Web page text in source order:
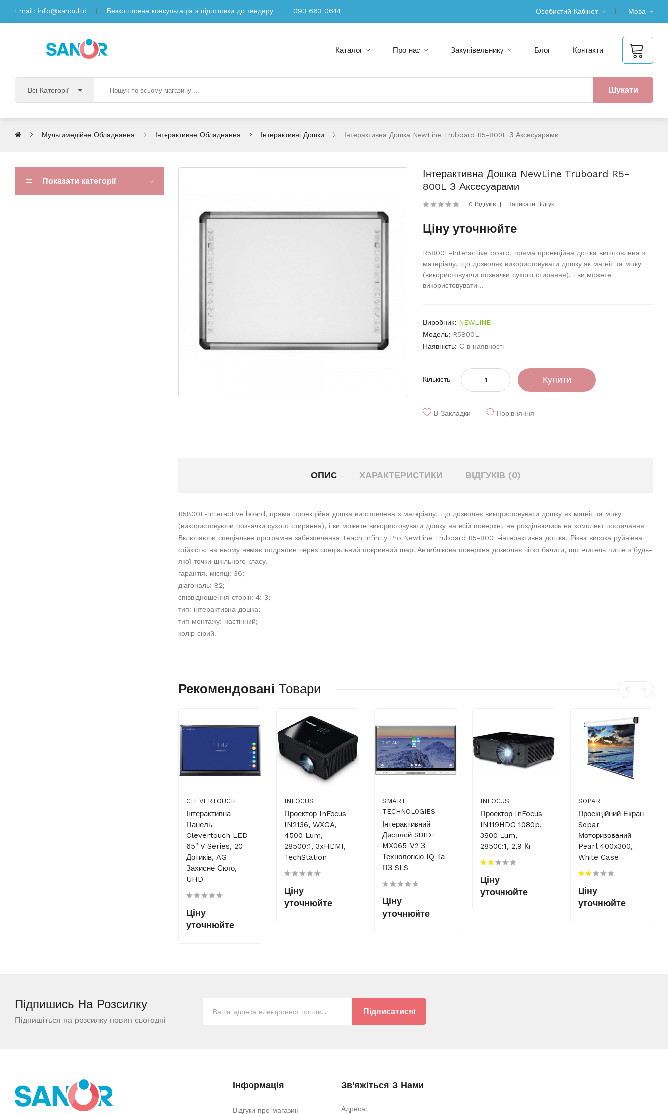
Email: info@sanor.ltd Безкоштовна консультація з підготовки до тендеру 093 663 0644 Особистий Кабінет Мова
Каталог Про нас Закупівельнику Блог Контакти
Всі Категорії Шукати
Мультимедійне Обладнання Інтерактивне Обладнання Інтерактивні Дошки Інтерактивна Дошка NewLine Truboard R5-800L З Аксесуарами
Показати категорії
Інтерактивна Дошка NewLine Truboard R5-
800L З Аксесуарами
0 Відгуків Написати Відгук
Ціну уточнюйте
R5800L-Interactive board, пряма проекційна дошка виготовлена ​​з
матеріалу, що дозволяє використовувати дошку як магніт та мітку
(використовуючи позначки сухого стирання), і ви можете
використовувати ..
Виробник: NEWLINE
Модель: R5800L
Наявність:Є в наявності
Кількість Купити
В Закладки Порівняння
ОПИС ХАРАКТЕРИСТИКИ ВІДГУКІВ (0)
R5800L-Interactive board, пряма проекційна дошка виготовлена ​​з матеріалу, що дозволяє використовувати дошку як магніт та мітку
(використовуючи позначки сухого стирання), і ви можете використовувати дошку на всій поверхні, не розділяючись на комплект постачання
Включаючи спеціальне програмне забезпечення Teach Infinity Pro NewLine Truboard R5-800L-інтерактивна дошка. Різна висока руйнівна
стійкість: на ньому немає подряпин через спеціальний покривний шар. Антиблікова поверхня дозволяє чітко бачити, що вчитель пише з будь-
якої точки шкільного класу.
гарантія, місяці: 36;
діагональ: 82;
співвідношення сторін: 4: 3;
тип: інтерактивна дошка;
тип монтажу: настінний;
колір сірий.
Рекомендовані Товари
CLEVERTOUCH
Інтерактивна
Панель
Clevertouch LED
65" V Series, 20
Дотиків, AG
Захисне Скло,
UHD
Ціну
уточнюйте
INFOCUS
Проектор InFocus
IN2136, WXGA,
4500 Lum,
28500:1, 3xHDMI,
TechStation
Ціну
уточнюйте
SMART
TECHNOLOGIES
Інтерактивний
Дисплей SBID-
MX065-V2 З
Технологією IQ Та
ПЗ SLS
Ціну
уточнюйте
INFOCUS
Проектор InFocus
IN119HDG 1080p,
3800 Lum,
28500:1, 2,9 Кг
Ціну
уточнюйте
SOPAR
Проекційний Екран
Sopar
Моторизований
Pearl 400x300,
White Case
Ціну
уточнюйте
Підпишись На Розсилку
Підпишіться на розсилку новин сьогодні
Підписатися!
Інформація
Відгуки про магазин
Зв'яжіться З Нами
Адреса: